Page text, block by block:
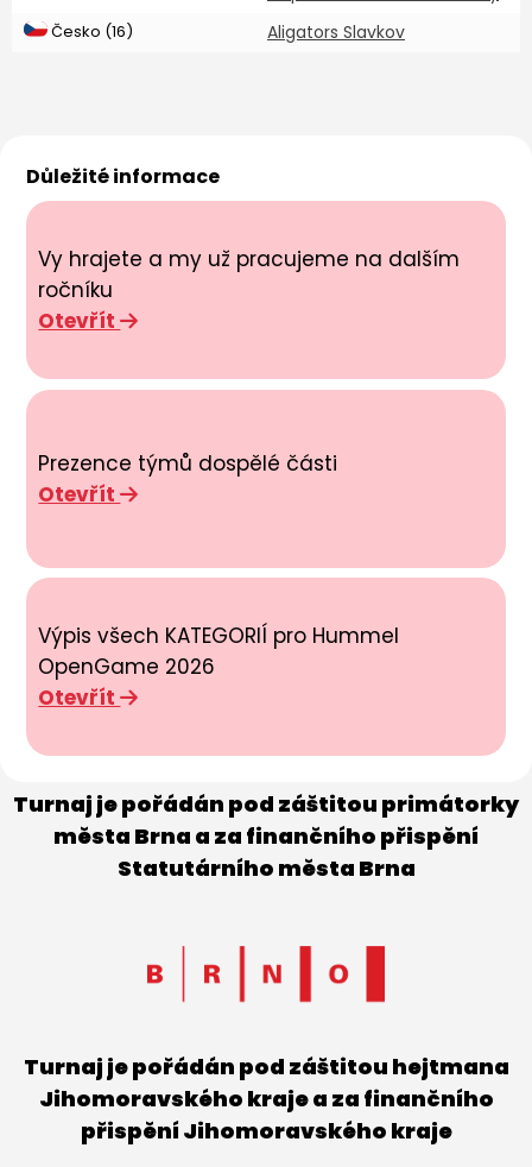
Česko (16) Aligators Slavkov
Důležité informace
Vy hrajete a my už pracujeme na dalším
ročníku
Otevřít
Prezence týmů dospělé části
Otevřít
Výpis všech KATEGORIÍ pro Hummel
OpenGame 2026
Otevřít
Turnaj je pořádán pod záštitou primátorky
města Brna a za finančního přispění
Statutárního města Brna
Turnaj je pořádán pod záštitou hejtmana
Jihomoravského kraje a za finančního
přispění Jihomoravského kraje